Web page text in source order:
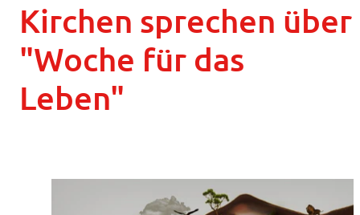
Kirchen sprechen über
"Woche für das
Leben"